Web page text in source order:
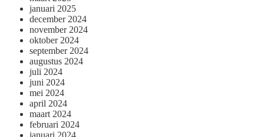
januari 2025
december 2024
november 2024
oktober 2024
september 2024
augustus 2024
juli 2024
juni 2024
mei 2024
april 2024
maart 2024
februari 2024
januari 2024